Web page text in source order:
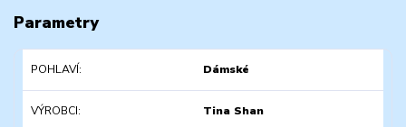
Parametry
POHLAVÍ Dámské
VÝROBCI Tina Shan